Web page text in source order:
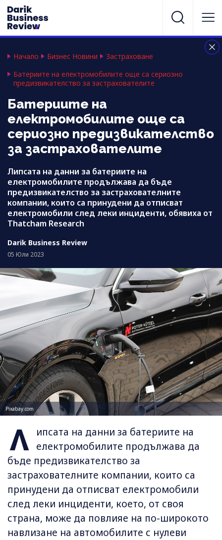
Начало Бизнес Новини
Застраховане
Батериите на електромобилите още са сериозно
предизвикателство за застрахователите
Батериите на
електромобилите още са
сериозно предизвикателство
за застрахователите
Липсата на данни за батериите на
електромобилите продължава да бъде
предизвикателство за застрахователните
компании, които са принудени да отписват
електромобили след леки инциденти, обявиха от
Thatcham Research
Darik Business Review
05 Юли 2023
Pixabay.com
Л
ипсата на данни за батериите на
електромобилите продължава да
бъде предизвикателство за
застрахователните компании, които са
принудени да отписват електромобили
след леки инциденти, което, от своя
страна, може да повлияе на по-широкото
навлизане на автомобилите с нулеви